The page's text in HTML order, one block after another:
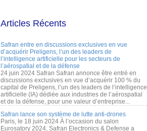
Articles Récents
Safran entre en discussions exclusives en vue
d’acquérir Preligens, l’un des leaders de
l’intelligence artificielle pour les secteurs de
l’aérospatial et de la défense
24 juin 2024 Safran Safran annonce être entré en
discussions exclusives en vue d’acquérir 100 % du
capital de Preligens, l’un des leaders de l’intelligence
artificielle (IA) dédiée aux industries de l’aérospatial
et de la défense, pour une valeur d’entreprise...
Safran lance son système de lutte anti-drones
Paris, le 18 juin 2024 À l’occasion du salon
Eurosatory 2024, Safran Electronics & Defense a